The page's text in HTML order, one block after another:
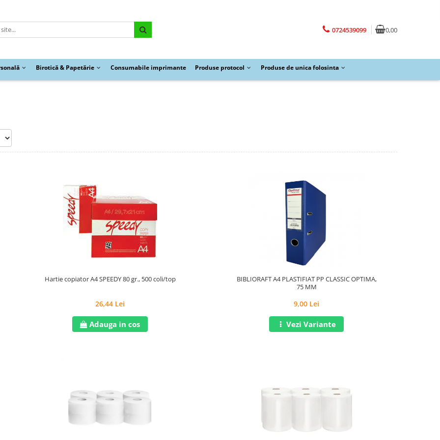
0724539099 0,00
Birotică & Papetărie Consumabile imprimante Produse protocol Produse de unica folosinta
Hartie copiator A4 SPEEDY 80 gr., 500 coli/top
26,44 Lei
Adauga in cos
BIBLIORAFT A4 PLASTIFIAT PP CLASSIC OPTIMA,
75 MM
9,00 Lei
Vezi Variante